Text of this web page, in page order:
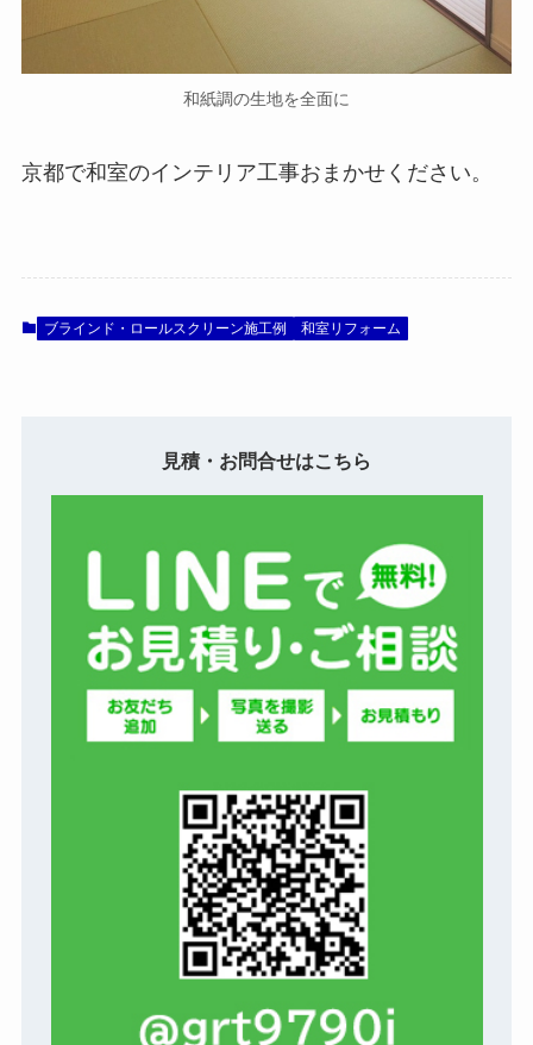
和紙調の生地を全面に
京都で和室のインテリア工事おまかせください。
ブラインド・ロールスクリーン施工例 和室リフォーム
見積・お問合せはこちら